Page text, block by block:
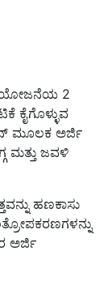
ಯೋಜನೆಯ 2
ಕೈಗೊಳ್ಳುವ
ಮೂಲಕ ಅರ್ಜಿ
ಮತ್ತು ಜವಳಿ
ಹಣಕಾಸು
ಅರ್ಜಿ